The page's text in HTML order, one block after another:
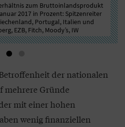
zum Bruttoinlandsprodukt
2017 in Prozent: Spitzenreiter
Portugal, Italien und
EZB, Fitch, Moody’s, IW
der nationalen
mehrere Gründe
mit einer hohen
wenig finanziellen